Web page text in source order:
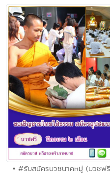
• #รับสมัครบวชนาคหมู่ (บวชฟ